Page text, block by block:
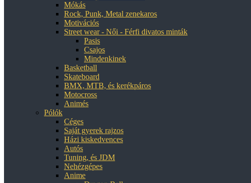
Mókás
Rock, Punk, Metal zenekaros
Motivációs
Street wear - Női - Férfi divatos minták
Pasis
Csajos
Mindenkinek
Basketball
Skateboard
BMX, MTB, és kerékpáros
Motocross
Animés
Pólók
Céges
Saját gyerek rajzos
Házi kiskedvences
Autós
Tuning, és JDM
Nehézgépes
Anime